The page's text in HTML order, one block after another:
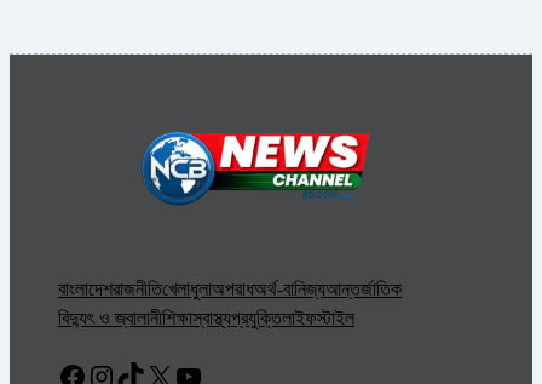
বাংলাদেশরাজনীতিখেলাধুলাঅপরাধঅর্থ-বানিজ্যআন্তর্জাতিক
বিদ্যুৎ ও জ্বালানীশিক্ষাস্বাস্থ্যপ্রযুক্তিলাইফস্টাইল
Facebook
Instagram
TikTok
X YouTube